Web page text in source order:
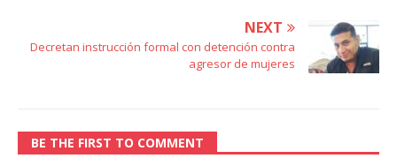
NEXT
Decretan instrucción formal con detención contra
agresor de mujeres
BE THE FIRST TO COMMENT